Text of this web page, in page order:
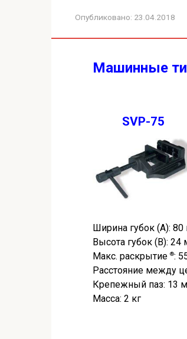
Опубликовано: 23.04.2018
Машинные
SVP-75
Ширина губок (A):
Высота губок (B): 24
Макс. раскрытие ®:
Расстояние между
Крепежный паз: 13
Масса: 2 кг